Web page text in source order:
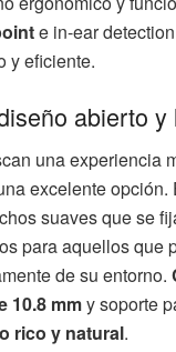
e in-ear
y eficiente.
abierto y
una experiencia
excelente opción.
suaves que se
para aquellos que
de su entorno.
10.8 mmy soporte
rico y natural.